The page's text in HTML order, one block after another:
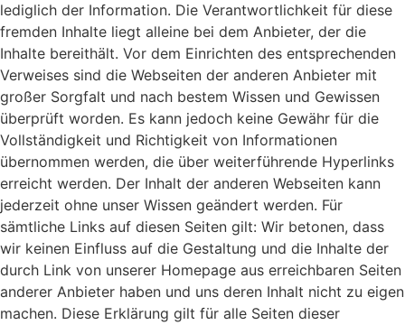
lediglich der Information. Die Verantwortlichkeit für diese
fremden Inhalte liegt alleine bei dem Anbieter, der die
Inhalte bereithält. Vor dem Einrichten des entsprechenden
Verweises sind die Webseiten der anderen Anbieter mit
großer Sorgfalt und nach bestem Wissen und Gewissen
überprüft worden. Es kann jedoch keine Gewähr für die
Vollständigkeit und Richtigkeit von Informationen
übernommen werden, die über weiterführende Hyperlinks
erreicht werden. Der Inhalt der anderen Webseiten kann
jederzeit ohne unser Wissen geändert werden. Für
sämtliche Links auf diesen Seiten gilt: Wir betonen, dass
wir keinen Einfluss auf die Gestaltung und die Inhalte der
durch Link von unserer Homepage aus erreichbaren Seiten
anderer Anbieter haben und uns deren Inhalt nicht zu eigen
machen. Diese Erklärung gilt für alle Seiten dieser